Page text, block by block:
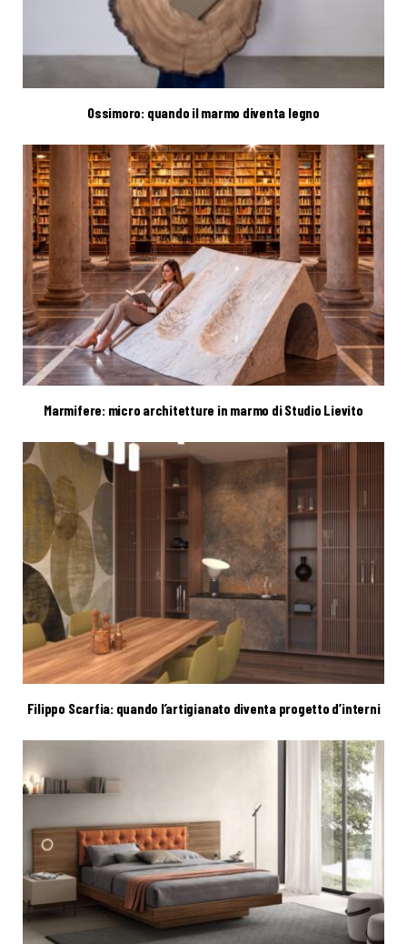
Ossimoro: quando il marmo diventa legno
Marmifere: micro architetture in marmo di Studio Lievito
Filippo Scarfia: quando l’artigianato diventa progetto d’interni